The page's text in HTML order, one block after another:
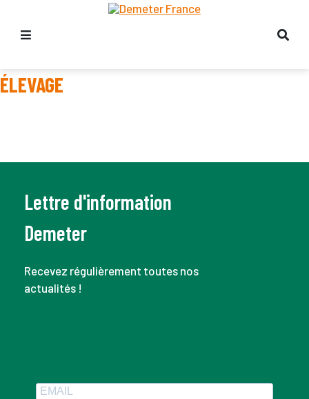
ÉLEVAGE
Lettre d'information
Demeter
Recevez régulièrement toutes nos
actualités !